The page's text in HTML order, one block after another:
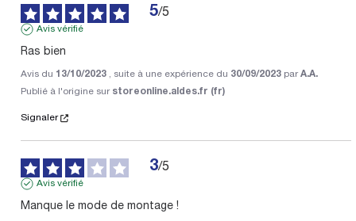
5/5
Avis vérifié
Ras bien
Avis du 13/10/2023 , suite à une expérience du 30/09/2023 parA.A.
Publié à l'origine sur storeonline.aldes.fr (fr)
Signaler
3/5
Avis vérifié
Manque le mode de montage !